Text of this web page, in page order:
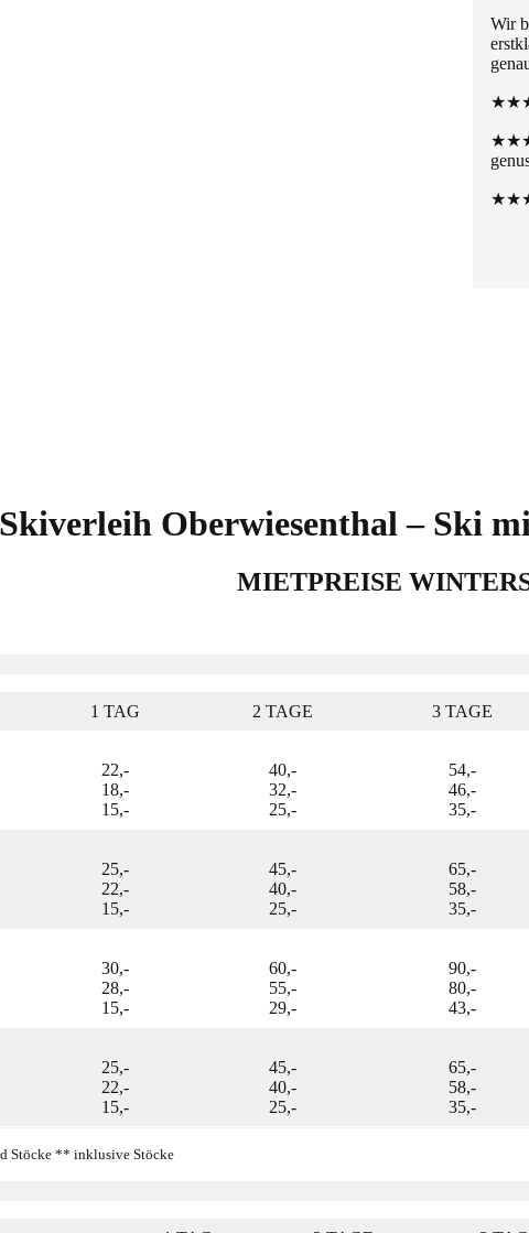
Wir
★★★
Skiverleih Oberwiesenthal – Ski
MIETPREISE
1 TAG 2 TAGE 3 TAGE
22,-
18,-
15,-
40,-
32,-
25,-
54,-
46,-
35,-
25,-
22,-
15,-
45,-
40,-
25,-
65,-
58,-
35,-
30,-
28,-
15,-
60,-
55,-
29,-
90,-
80,-
43,-
25,-
22,-
15,-
45,-
40,-
25,-
65,-
58,-
35,-
Stöcke ** inklusive Stöcke